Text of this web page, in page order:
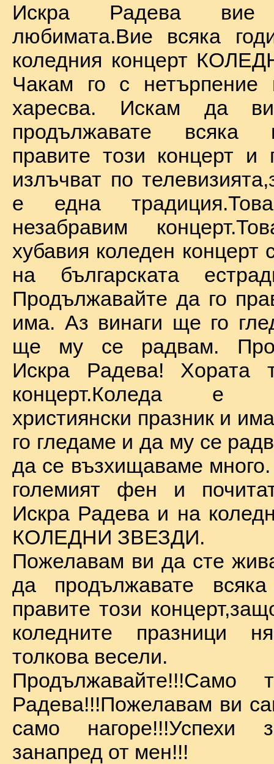
Искра Радева
любимата.Вие всяка
коледния концерт
Чакам го с
харесва. Искам да
продължавате всяка
правите този концерт и
излъчват по
е една
незабравим
хубавия коледен концерт
на българската
Продължавайте да го
има. Аз винаги ще го
ще му се радвам.
Искра Радева! Хората
концерт.Коледа е
християнски празник и
го гледаме и да му се
да се възхищаваме
големият фен и
Искра Радева и на
КОЛЕДНИ ЗВЕЗДИ.
Пожелавам ви да сте
да продължавате
правите този
коледните празници
толкова весели.
Продължавайте!!!Само
Радева!!!Пожелавам ви
само
занапред от мен!!!